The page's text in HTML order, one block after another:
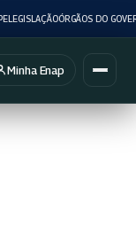
LEGISLAÇÃOÓRGÃOS DO
Minha Enap